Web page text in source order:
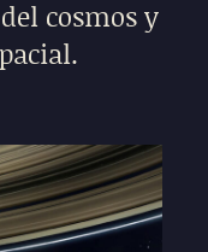
cosmos y